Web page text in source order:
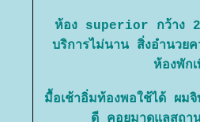
ห้อง superior กว้าง 20
บริการไม่นาน สิ่งอำนวย
ห้องพัก
มื้อเช้าอิ่มท้องพอใช้ได้ ผม
ดี คอยมาดูแลสถา